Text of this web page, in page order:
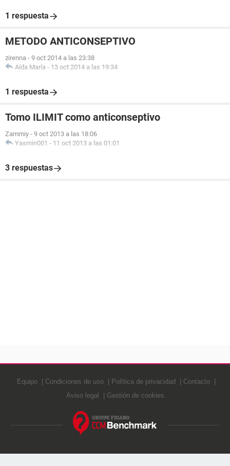
1 respuesta
METODO ANTICONSEPTIVO
zirenna - 9 oct 2014 a las 23:38
Aída María - 13 oct 2014 a las 19:34
1 respuesta
Tomo ILIMIT como anticonseptivo
Zammiy - 9 oct 2013 a las 18:06
Yasmin001 - 11 oct 2013 a las 01:01
3 respuestas
Equipo Condiciones de uso Política de privacidad
Contacto
Aviso legal
Gestión de cookies